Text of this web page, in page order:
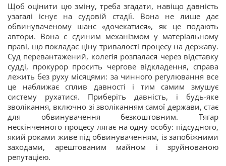
Щоб оцінити цю зміну, треба згадати, навіщо давність
узагалі існує на судовій стадії. Вона не лише дає
обвинуваченому шанс «дочекатися», як це подають
автори. Вона є єдиним механізмом у матеріальному
праві, що покладає ціну тривалості процесу на державу.
Суд перевантажений, колегія розпалася через відставку
судді, прокурор просить чергове відкладення, справа
лежить без руху місяцями: за чинного регулювання все
це наближає сплив давності і тим самим змушує
систему рухатися. Приберіть давність, і будь-яке
зволікання, включно зі зволіканням самої держави, стає
для обвинувачення безкоштовним. Тягар
нескінченного процесу лягає на одну особу: підсудного,
який роками живе під обвинуваченням, із запобіжними
заходами, арештованим майном і зруйнованою
репутацією.